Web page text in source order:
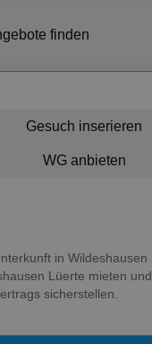
finden
Gesuch inserieren
WG anbieten
in
Lüerte mieten
sicherstellen.